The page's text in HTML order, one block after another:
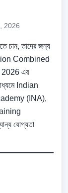
2026
চান, তাদের জন্য
Combined
এর
Indian
(INA),
যোগ্যতা